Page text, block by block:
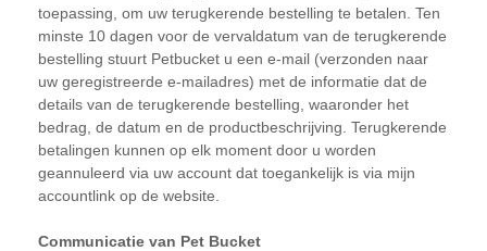
toepassing, om uw terugkerende bestelling te betalen. Ten
minste 10 dagen voor de vervaldatum van de terugkerende
bestelling stuurt Petbucket u een e-mail (verzonden naar
uw geregistreerde e-mailadres) met de informatie dat de
details van de terugkerende bestelling, waaronder het
bedrag, de datum en de productbeschrijving. Terugkerende
betalingen kunnen op elk moment door u worden
geannuleerd via uw account dat toegankelijk is via mijn
accountlink op de website.
Communicatie van Pet Bucket